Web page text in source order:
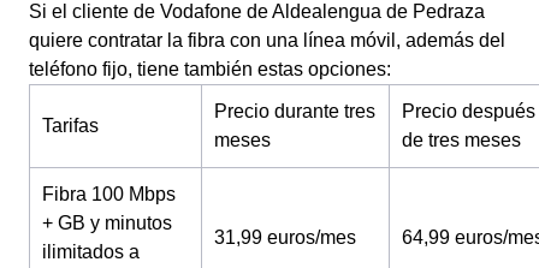
Si el cliente de Vodafone de Aldealengua de Pedraza
quiere contratar la fibra con una línea móvil, además del
teléfono fijo, tiene también estas opciones:
Tarifas
Precio durante tres
meses
Precio después
de tres meses
Fibra 100 Mbps
+ GB y minutos
ilimitados a
31,99 euros/mes 64,99 euros/